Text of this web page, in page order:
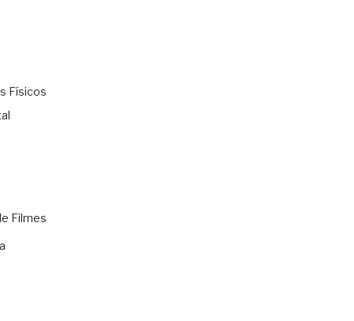
Físicos
Filmes